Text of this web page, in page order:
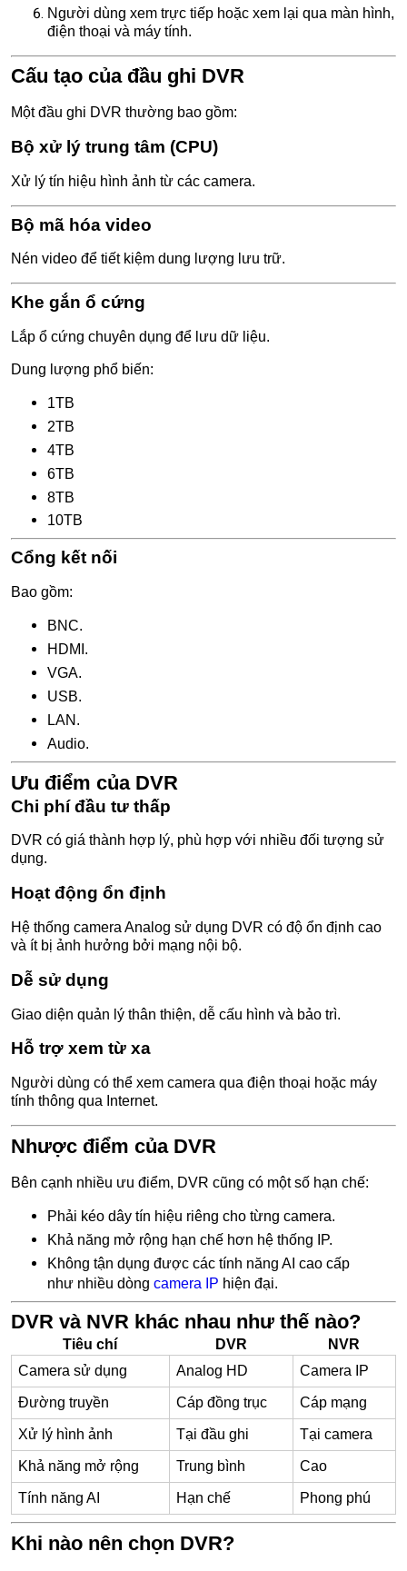
Người dùng xem trực tiếp hoặc xem lại qua màn hình,
điện thoại và máy tính.
Cấu tạo của đầu ghi DVR
Một đầu ghi DVR thường bao gồm:
Bộ xử lý trung tâm (CPU)
Xử lý tín hiệu hình ảnh từ các camera.
Bộ mã hóa video
Nén video để tiết kiệm dung lượng lưu trữ.
Khe gắn ổ cứng
Lắp ổ cứng chuyên dụng để lưu dữ liệu.
Dung lượng phổ biến:
1TB
2TB
4TB
6TB
8TB
10TB
Cổng kết nối
Bao gồm:
BNC.
HDMI.
VGA.
USB.
LAN.
Audio.
Ưu điểm của DVR
Chi phí đầu tư thấp
DVR có giá thành hợp lý, phù hợp với nhiều đối tượng sử
dụng.
Hoạt động ổn định
Hệ thống camera Analog sử dụng DVR có độ ổn định cao
và ít bị ảnh hưởng bởi mạng nội bộ.
Dễ sử dụng
Giao diện quản lý thân thiện, dễ cấu hình và bảo trì.
Hỗ trợ xem từ xa
Người dùng có thể xem camera qua điện thoại hoặc máy
tính thông qua Internet.
Nhược điểm của DVR
Bên cạnh nhiều ưu điểm, DVR cũng có một số hạn chế:
Phải kéo dây tín hiệu riêng cho từng camera.
Khả năng mở rộng hạn chế hơn hệ thống IP.
Không tận dụng được các tính năng AI cao cấp
như nhiều dòng camera IP hiện đại.
DVR và NVR khác nhau như thế nào?
Tiêu chí DVR
NVR
Camera sử dụng
Analog HD Camera IP
Đường truyền Cáp đồng trục Cáp mạng
Xử lý hình ảnh Tại đầu ghi Tại camera
Khả năng mở rộng Trung bình Cao
Tính năng AI Hạn chế Phong phú
Khi nào nên chọn DVR?